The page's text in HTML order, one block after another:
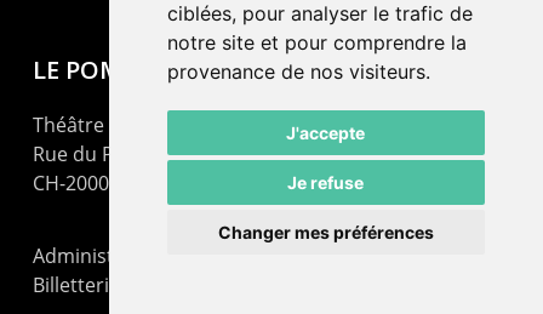
ciblées, pour analyser le trafic de
notre site et pour comprendre la
provenance de nos visiteurs.
J'accepte
Je refuse
Changer mes préférences
LE POMMIER
Théâtre – Centre Culturel Neuchâtelois
Rue du Pommier 9
CH-2000 Neuchâtel
Administration : +41 32 725 03 03
Billetterie : +41 32 725 05 05